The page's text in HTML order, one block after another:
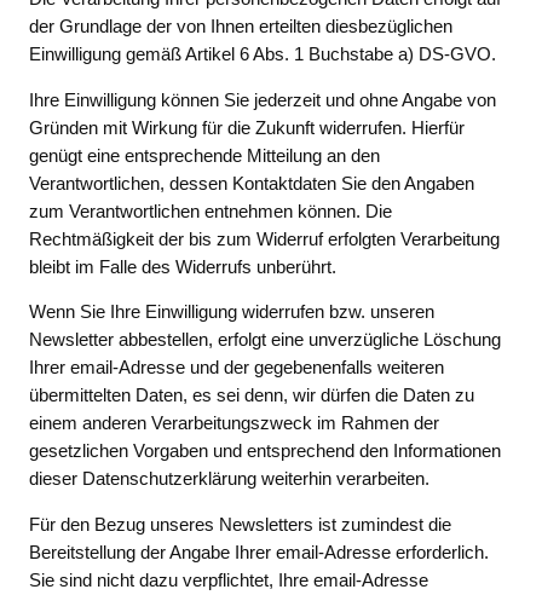
der Grundlage der von Ihnen erteilten diesbezüglichen
Einwilligung gemäß Artikel 6 Abs. 1 Buchstabe a) DS-GVO.
Ihre Einwilligung können Sie jederzeit und ohne Angabe von
Gründen mit Wirkung für die Zukunft widerrufen. Hierfür
genügt eine entsprechende Mitteilung an den
Verantwortlichen, dessen Kontaktdaten Sie den Angaben
zum Verantwortlichen entnehmen können. Die
Rechtmäßigkeit der bis zum Widerruf erfolgten Verarbeitung
bleibt im Falle des Widerrufs unberührt.
Wenn Sie Ihre Einwilligung widerrufen bzw. unseren
Newsletter abbestellen, erfolgt eine unverzügliche Löschung
Ihrer email-Adresse und der gegebenenfalls weiteren
übermittelten Daten, es sei denn, wir dürfen die Daten zu
einem anderen Verarbeitungszweck im Rahmen der
gesetzlichen Vorgaben und entsprechend den Informationen
dieser Datenschutzerklärung weiterhin verarbeiten.
Für den Bezug unseres Newsletters ist zumindest die
Bereitstellung der Angabe Ihrer email-Adresse erforderlich.
Sie sind nicht dazu verpflichtet, Ihre email-Adresse